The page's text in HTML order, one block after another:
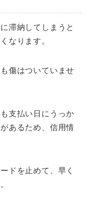
滞納してしまうと
なります。
傷はついていませ
支払い日にうっか
あるため、信用情
ドを止めて、早く